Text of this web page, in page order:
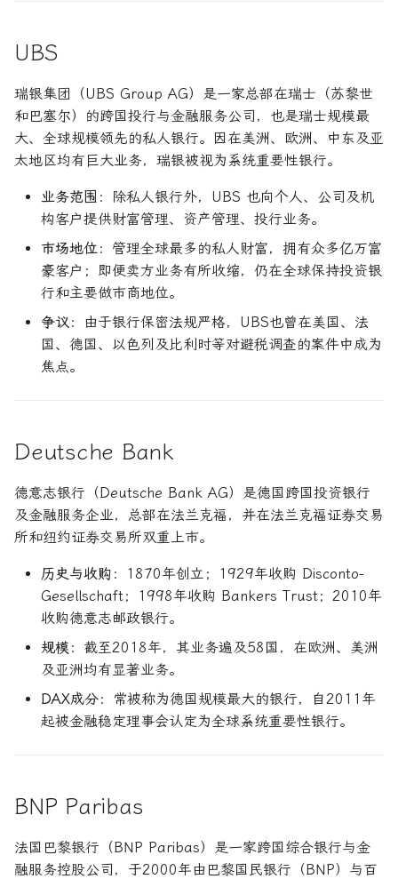
UBS
瑞银集团（UBS Group AG）是一家总部在瑞士（苏黎世
和巴塞尔）的跨国投行与金融服务公司，也是瑞士规模最
大、全球规模领先的私人银行。因在美洲、欧洲、中东及亚
太地区均有巨大业务，瑞银被视为系统重要性银行。
业务范围 ：除私人银行外，UBS 也向个人、公司及机
构客户提供财富管理、资产管理、投行业务。
市场地位 ：管理全球最多的私人财富，拥有众多亿万富
豪客户；即便卖方业务有所收缩，仍在全球保持投资银
行和主要做市商地位。
争议 ：由于银行保密法规严格，UBS也曾在美国、法
国、德国、以色列及比利时等对避税调查的案件中成为
焦点。
Deutsche Bank
德意志银行（Deutsche Bank AG）是德国跨国投资银行
及金融服务企业，总部在法兰克福，并在法兰克福证券交易
所和纽约证券交易所双重上市。
历史与收购 ：1870年创立；1929年收购 Disconto-
Gesellschaft；1998年收购 Bankers Trust；2010年
收购德意志邮政银行。
规模 ：截至2018年，其业务遍及58国，在欧洲、美洲
及亚洲均有显著业务。
DAX成分：常被称为德国规模最大的银行，自2011年
起被金融稳定理事会认定为全球系统重要性银行。
BNP Paribas
法国巴黎银行（BNP Paribas）是一家跨国综合银行与金
融服务控股公司，于2000年由巴黎国民银行（BNP）与百